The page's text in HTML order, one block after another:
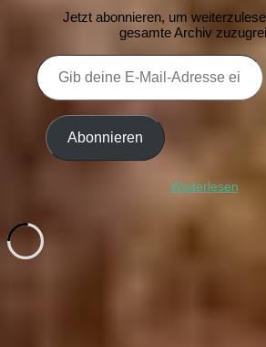
Jetzt abonnieren, um
gesamte Archiv
Gib
deine
E-
Adresse
ein ...Abonnieren
Weiterlesen